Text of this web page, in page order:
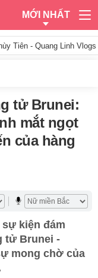
MỚI NHẤT
Tiên - Quang Linh
tử Brunei:
mắt ngọt
của hàng
kiện đám
tử Brunei -
mong chờ của